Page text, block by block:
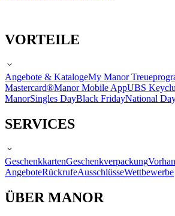
VORTEILE
Angebote & KatalogeMy Manor
Mastercard®Manor Mobile AppUBS
ManorSingles DayBlack FridayNational
SERVICES
GeschenkkartenGeschenkverpackung
AngeboteRückrufeAusschlüsseWettbewerbe
ÜBER MANOR